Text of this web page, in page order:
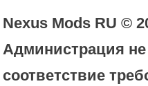
Nexus Mods RU ©
Администрация не
соответствие